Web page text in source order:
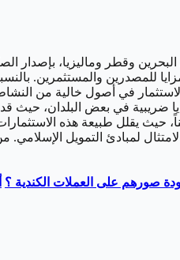
وقطر وماليزيا، بإصدار
للمصدرين والمستثمرين.
الاستثمار في أصول خالية من
ضريبية في بعض البلدان، حيث
حيث يقلل طبيعة هذه
لمبادئ التمويل الإسلامي.
صورهم على العملات الكندية ؟